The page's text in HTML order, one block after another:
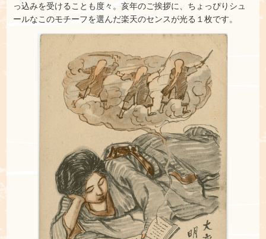
っ込みを受けることも度々。亥年のご挨拶に、ちょっぴりシュ
ールなこのモチーフを選んだ楽天のセンスが光る１枚です。